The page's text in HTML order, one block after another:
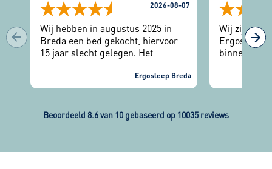
2026-08-07
Wij hebben in augustus 2025 in
Breda een bed gekocht, hiervoor
15 jaar slecht gelegen. Het
veel keuzemogelijkheden. Na een
paar maanden hebben wij 1
tevreden. Na bijna 1 jaar doe ik nu
finishing touch kan bereiken. Zeer
Ergosleep Breda
Wij zijn erg
Ergosleep.
nieuwe
gekregen
Beoordeeld 8.6 van 10 gebaseerd op 10035 reviews